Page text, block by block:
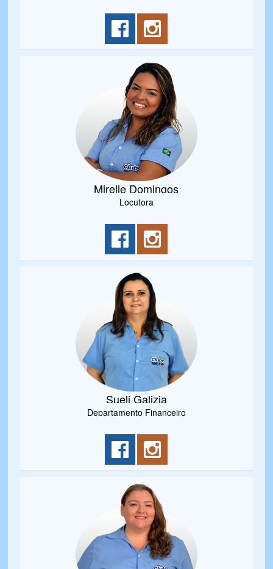
Mirelle Domingos
Locutora
Sueli Galizia
Departamento Financeiro